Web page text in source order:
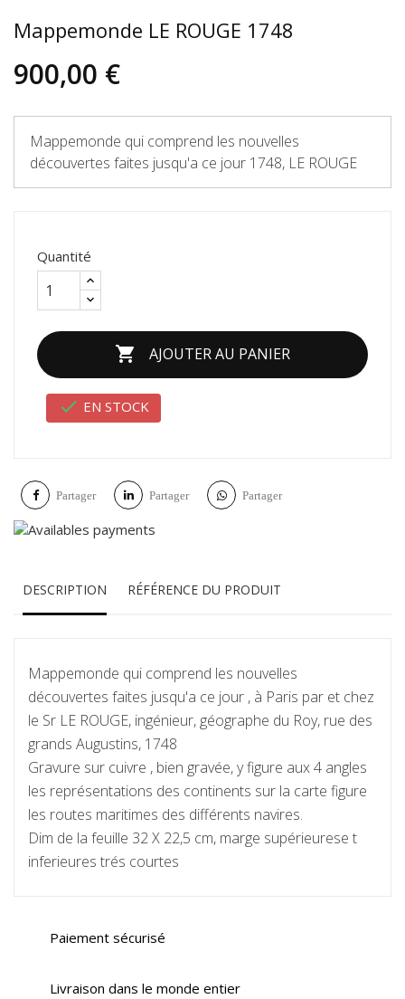
Mappemonde LE ROUGE 1748
900,00 €
Mappemonde qui comprend les nouvelles
découvertes faites jusqu'a ce jour 1748, LE ROUGE
Quantité
 AJOUTER AU PANIER
 EN STOCK
Partager Partager Partager
DESCRIPTION RÉFÉRENCE DU PRODUIT
Mappemonde qui comprend les nouvelles
découvertes faites jusqu'a ce jour , à Paris par et chez
le Sr LE ROUGE, ingénieur, géographe du Roy, rue des
grands Augustins, 1748
Gravure sur cuivre , bien gravée, y figure aux 4 angles
les représentations des continents sur la carte figure
les routes maritimes des différents navires.
Dim de la feuille 32 X 22,5 cm, marge supérieurese t
inferieures trés courtes
Paiement sécurisé
Livraison dans le monde entier